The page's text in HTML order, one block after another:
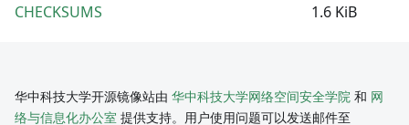
CHECKSUMS
1.6 KiB
华中科技大学开源镜像站由 华中科技大学网络空间安全学院 和 网
络与信息化办公室 提供支持。用户使用问题可以发送邮件至